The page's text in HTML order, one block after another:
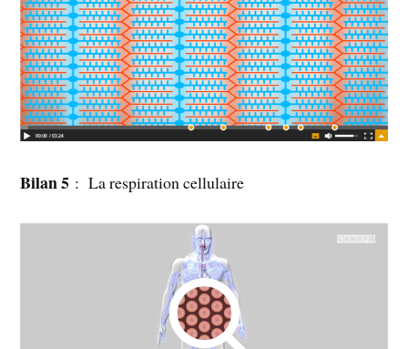
Bilan 5 : La respiration cellulaire